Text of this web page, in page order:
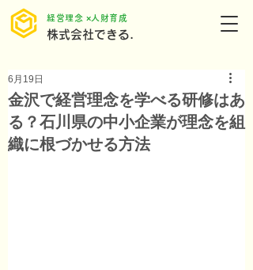
株式会社できる.
​経営理念 ×人財育成
金沢で経営理念を学べる研修はあ
る？石川県の中小企業が理念を組
織に根づかせる方法
6月19日